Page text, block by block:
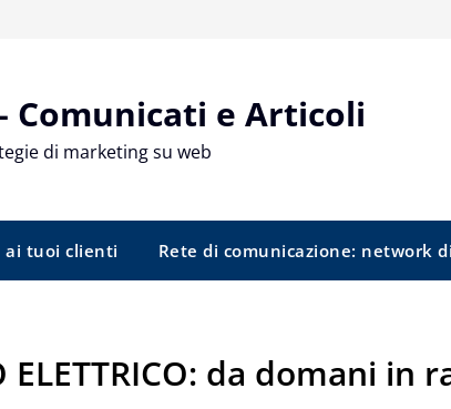
Comunicati e Articoli
di marketing su web
ai tuoi clienti Rete di comunicazione: network
ELETTRICO: da domani in